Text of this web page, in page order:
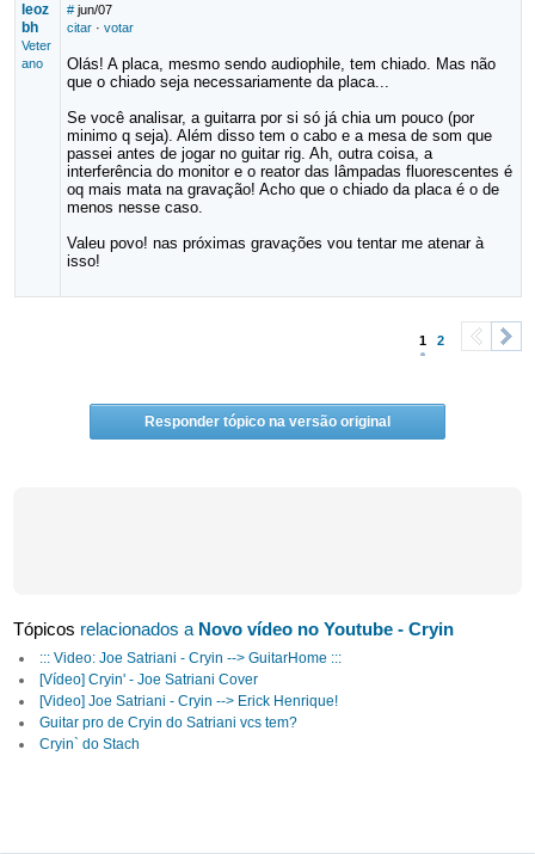
leoz
bh
Veter
ano
# jun/07
citar· votar
Olás! A placa, mesmo sendo audiophile, tem chiado. Mas não
que o chiado seja necessariamente da placa...
Se você analisar, a guitarra por si só já chia um pouco (por
minimo q seja). Além disso tem o cabo e a mesa de som que
passei antes de jogar no guitar rig. Ah, outra coisa, a
interferência do monitor e o reator das lâmpadas fluorescentes é
oq mais mata na gravação! Acho que o chiado da placa é o de
menos nesse caso.
Valeu povo! nas próximas gravações vou tentar me atenar à
isso!
1 2
Responder tópico na versão original
Tópicos relacionados a Novo vídeo no Youtube - Cryin
::: Video: Joe Satriani - Cryin --> GuitarHome :::
[Vídeo] Cryin' - Joe Satriani Cover
[Video] Joe Satriani - Cryin --> Erick Henrique!
Guitar pro de Cryin do Satriani vcs tem?
Cryin` do Stach